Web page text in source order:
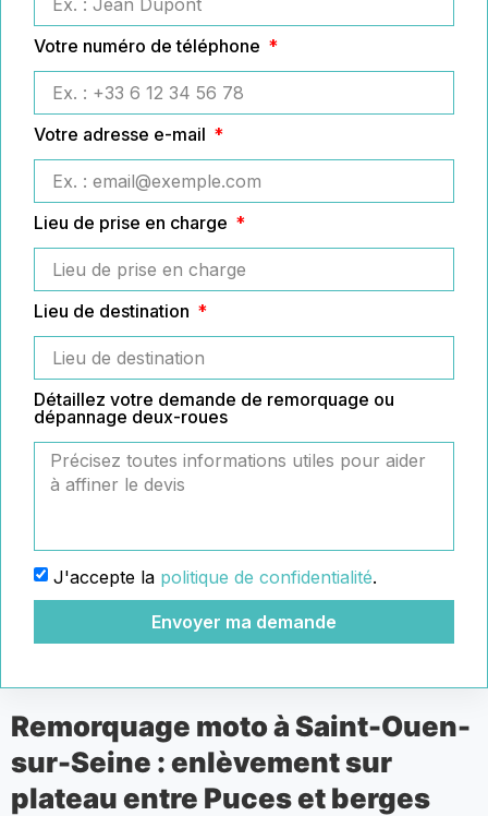
Votre numéro de téléphone
Votre adresse e-mail
Lieu de prise en charge
Lieu de destination
Détaillez votre demande de remorquage ou
dépannage deux-roues
J'accepte la politique de confidentialité.
Envoyer ma demande
Remorquage moto à Saint-Ouen-
sur-Seine : enlèvement sur
plateau entre Puces et berges